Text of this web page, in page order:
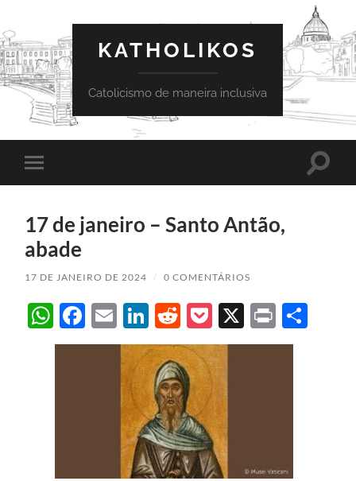
KATHOLIKOS
Catolicismo de maneira inclusiva
Toggle
mobile
Toggle
17 de janeiro – Santo Antão,
abade
17 DE JANEIRO DE 2024 / 0 COMENTÁRIOS
WhatsApp
Facebook
EmailLinkedIn
Reddit
Pocket
X Print